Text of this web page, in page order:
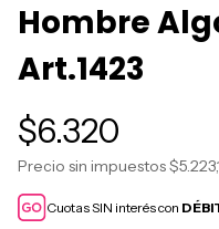
Hombre
Art.1423
$6.320
Precio sin impuestos
Cuotas SIN interés con